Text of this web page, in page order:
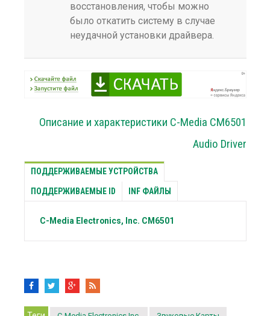
восстановления, чтобы можно
было откатить систему в случае
неудачной установки драйвера.
Описание и характеристики C-Media CM6501
Audio Driver
ПОДДЕРЖИВАЕМЫЕ УСТРОЙСТВА
ПОДДЕРЖИВАЕМЫЕ ID INF ФАЙЛЫ
C-Media Electronics, Inc. CM6501